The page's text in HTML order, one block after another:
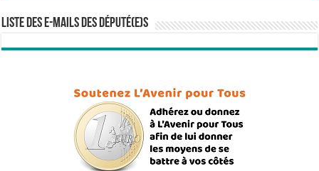
Liste des e-mails des député(e)s